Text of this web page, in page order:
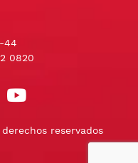
44
0820
reservados